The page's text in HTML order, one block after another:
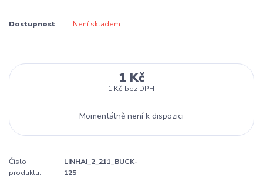
Dostupnost Není skladem
1 Kč
1 Kč bez DPH
Momentálně není k dispozici
Číslo
produktu:
LINHAI_2_211_BUCK-
125